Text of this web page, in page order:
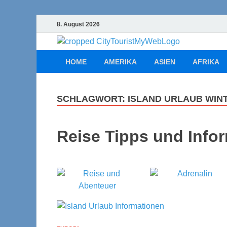
8. August 2026
Urlaub,
HOME
AMERIKA ASIEN AFRIKA
SCHLAGWORT: ISLAND URLAUB
Reise Tipps und